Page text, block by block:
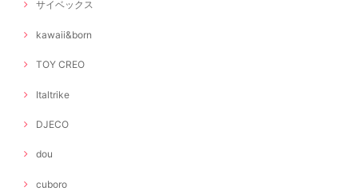
サイベックス
kawaii&born
TOY CREO
Italtrike
DJECO
dou
cuboro